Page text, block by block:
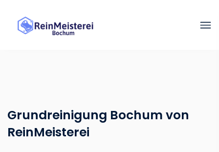
Grundreinigung Bochum von
ReinMeisterei